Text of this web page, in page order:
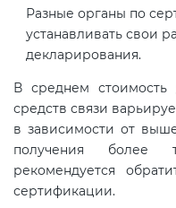
Разные органы по
устанавливать свои
декларирования.
В среднем стоимость
средств связи
в зависимости от
получения более
рекомендуется
сертификации.